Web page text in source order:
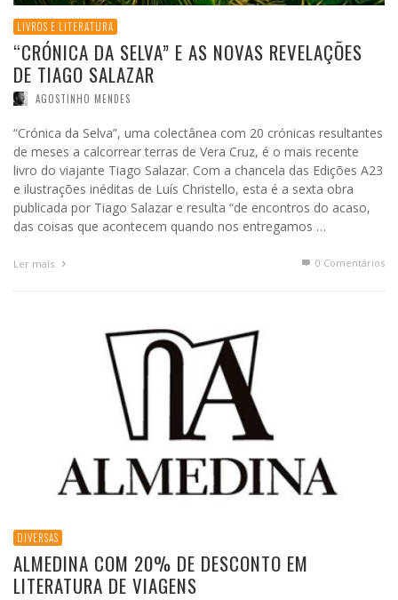
LIVROS E LITERATURA
“CRÓNICA DA SELVA” E AS NOVAS REVELAÇÕES
DE TIAGO SALAZAR
AGOSTINHO MENDES
“Crónica da Selva”, uma colectânea com 20 crónicas resultantes
de meses a calcorrear terras de Vera Cruz, é o mais recente
livro do viajante Tiago Salazar. Com a chancela das Edições A23
e ilustrações inéditas de Luís Christello, esta é a sexta obra
publicada por Tiago Salazar e resulta “de encontros do acaso,
das coisas que acontecem quando nos entregamos …
Ler mais 0 Comentários
DIVERSAS
ALMEDINA COM 20% DE DESCONTO EM
LITERATURA DE VIAGENS